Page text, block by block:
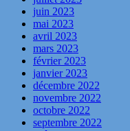
juin 2023
mai 2023
avril 2023
mars 2023
février 2023
janvier 2023
décembre 2022
novembre 2022
octobre 2022
septembre 2022